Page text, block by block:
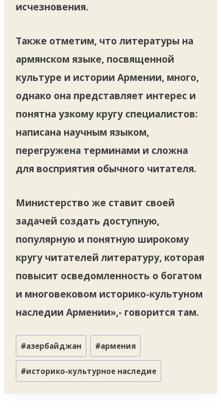
исчезновения.
Также отметим, что литературы на
армянском языке, посвященной
культуре и истории Армении, много,
однако она представляет интерес и
понятна узкому кругу специалистов:
написана научным языком,
перегружена терминами и сложна
для восприятия обычного читателя.
Министерство же ставит своей
задачей создать доступную,
популярную и понятную широкому
кругу читателей литературу, которая
повысит осведомленность о богатом
и многовековом историко-культуном
наследии Армении»,- говорится там.
Метки
записи:
#азербайджан #армения
#историко-культурное наследие